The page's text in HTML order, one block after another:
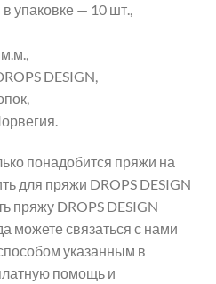
упаковке — 10 шт.,
DESIGN,
понадобится пряжи на
для пряжи DROPS DESIGN
пряжу DROPS DESIGN
можете связаться с нами
указанным в
помощь и